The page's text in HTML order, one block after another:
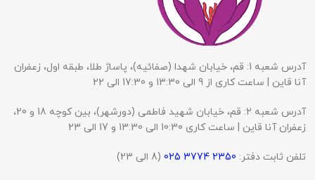
آدرس شعبه 1: قم، خیابان شهدا (صفائیه)، پاساژ طلا، طبقه اول، زعفران
آنا قاین | ساعت کاری از 9 الی 13:30 و 17:30 الی 22
آدرس شعبه 2: قم، خیابان شهید فاطمی (دورشهر)، بین کوچه 18 و 20،
زعفران آنا قاین | ساعت کاری 10:30 الی 13:30 و 17 الی 23
تلفن ثابت دفتر: 2350 3774 025 (8 الی 23)